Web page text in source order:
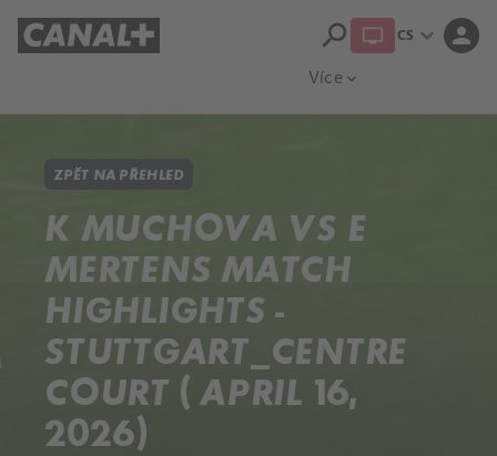
Více expand_more
search CS expand_more person
ZPĚT NA PŘEHLED
K MUCHOVA VS E
MERTENS MATCH
HIGHLIGHTS -
STUTTGART_CENTRE
COURT ( APRIL 16,
2026)